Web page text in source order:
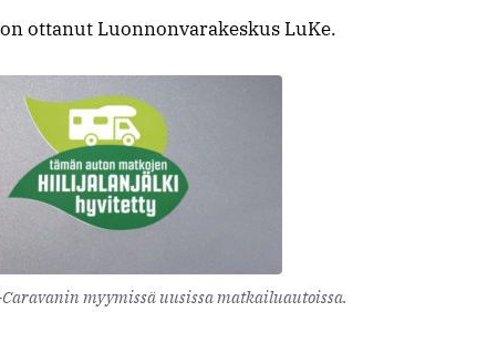
ottanut Luonnonvarakeskus LuKe.
myymissä uusissa matkailuautoissa.